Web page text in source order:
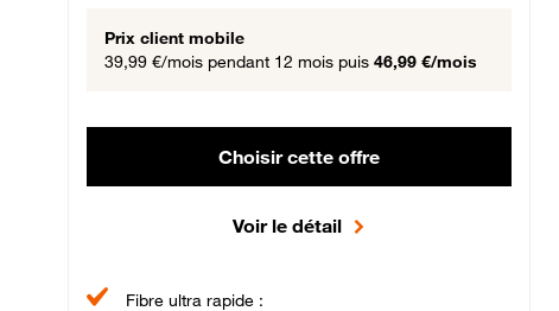
Prix client mobile
39,99 €/mois pendant 12 mois puis 46,99 €/mois
Choisir cette offre
Voir le détail
Fibre ultra rapide :